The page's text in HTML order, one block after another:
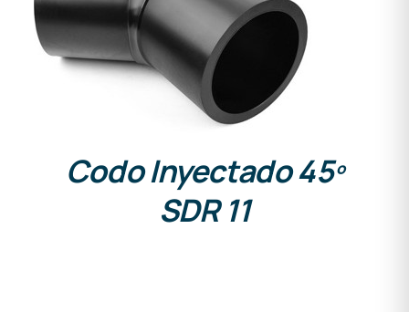
DETALLES
Codo Inyectado 45º
SDR 11